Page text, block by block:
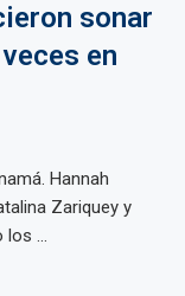
sonar
en
Hannah
Zariquey y
los ...